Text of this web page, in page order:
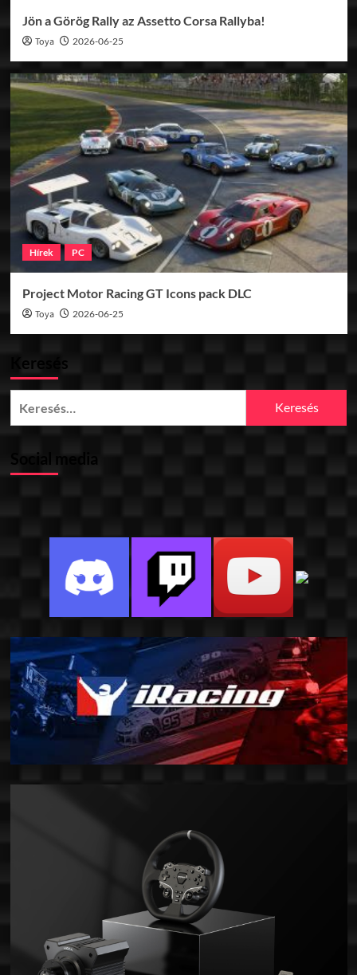
Jön a Görög Rally az Assetto Corsa Rallyba!
Toya 2026-06-25
Hírek PC
Project Motor Racing GT Icons pack DLC
Toya 2026-06-25
Keresés
Social media